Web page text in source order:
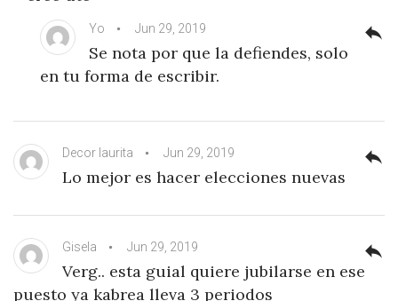
Yo Jun 29, 2019
Se nota por que la defiendes, solo
en tu forma de escribir.
reply
Decor laurita Jun 29, 2019
Lo mejor es hacer elecciones nuevas
reply
Gisela Jun 29, 2019
Verg.. esta guial quiere jubilarse en ese
puesto ya kabrea lleva 3 periodos
reply